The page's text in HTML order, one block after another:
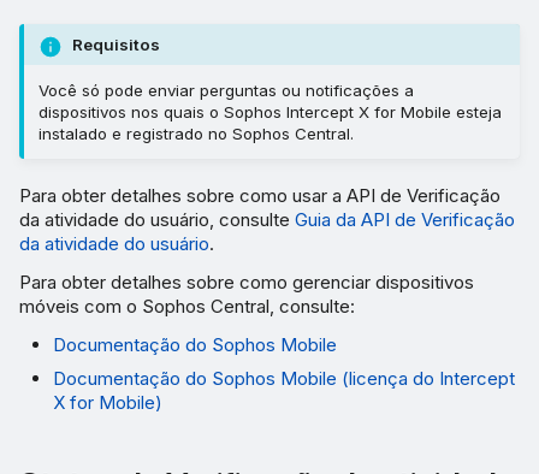
Requisitos
Você só pode enviar perguntas ou notificações a
dispositivos nos quais o Sophos Intercept X for Mobile esteja
instalado e registrado no Sophos Central.
Para obter detalhes sobre como usar a API de Verificação
da atividade do usuário, consulte Guia da API de Verificação
da atividade do usuário.
Para obter detalhes sobre como gerenciar dispositivos
móveis com o Sophos Central, consulte:
Documentação do Sophos Mobile
Documentação do Sophos Mobile (licença do Intercept
X for Mobile)